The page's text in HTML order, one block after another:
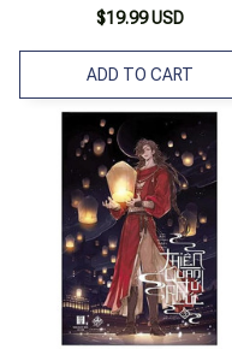
$19.99 USD
ADD TO CART